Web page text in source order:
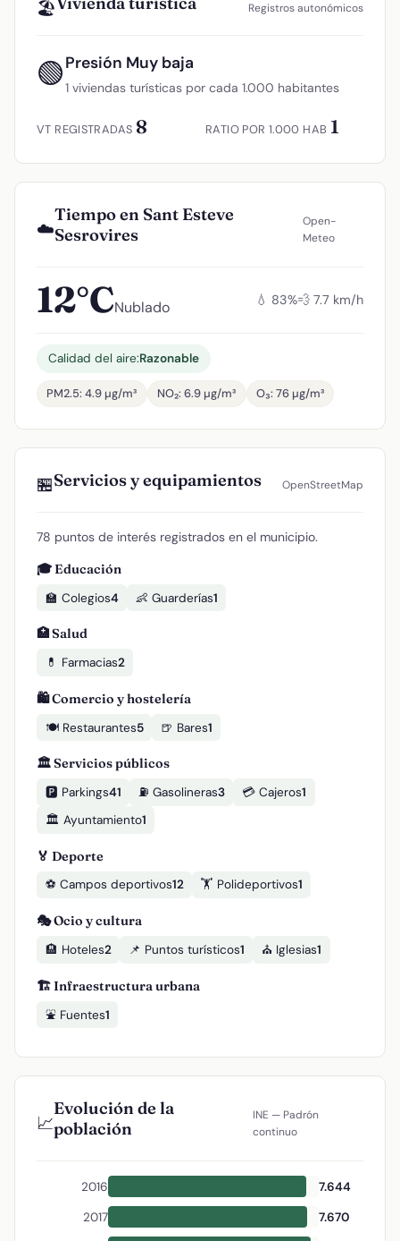
🏖️ Registros autonómicos
🟢Presión Muy baja
1 viviendas turísticas por cada 1.000 habitantes
VT REGISTRADAS 8 RATIO POR 1.000 HAB 1
☁️
Tiempo en Sant Esteve
Sesrovires
Open-
Meteo
12°CNublado 💧 83%💨 7.7 km/h
Calidad del aire:Razonable
PM2.5: 4.9 µg/m³ NO₂: 6.9 µg/m³ O₃: 76 µg/m³
🏪Servicios y equipamientos OpenStreetMap
78 puntos de interés registrados en el municipio.
🎓 Educación
🏫 Colegios4 👶 Guarderías1
🏥 Salud
💊 Farmacias2
🛍️ Comercio y hostelería
🍽️ Restaurantes5 🍺 Bares1
🏛️ Servicios públicos
🅿️ Parkings41 ⛽ Gasolineras3 💳 Cajeros1
🏛️ Ayuntamiento1
🏅 Deporte
⚽ Campos deportivos12 🏋️ Polideportivos1
🎭 Ocio y cultura
🏨 Hoteles2 📌 Puntos turísticos1 ⛪ Iglesias1
🏗️ Infraestructura urbana
⛲ Fuentes1
📈
Evolución de la
población
INE — Padrón
continuo
2016
7.644
2017
7.670